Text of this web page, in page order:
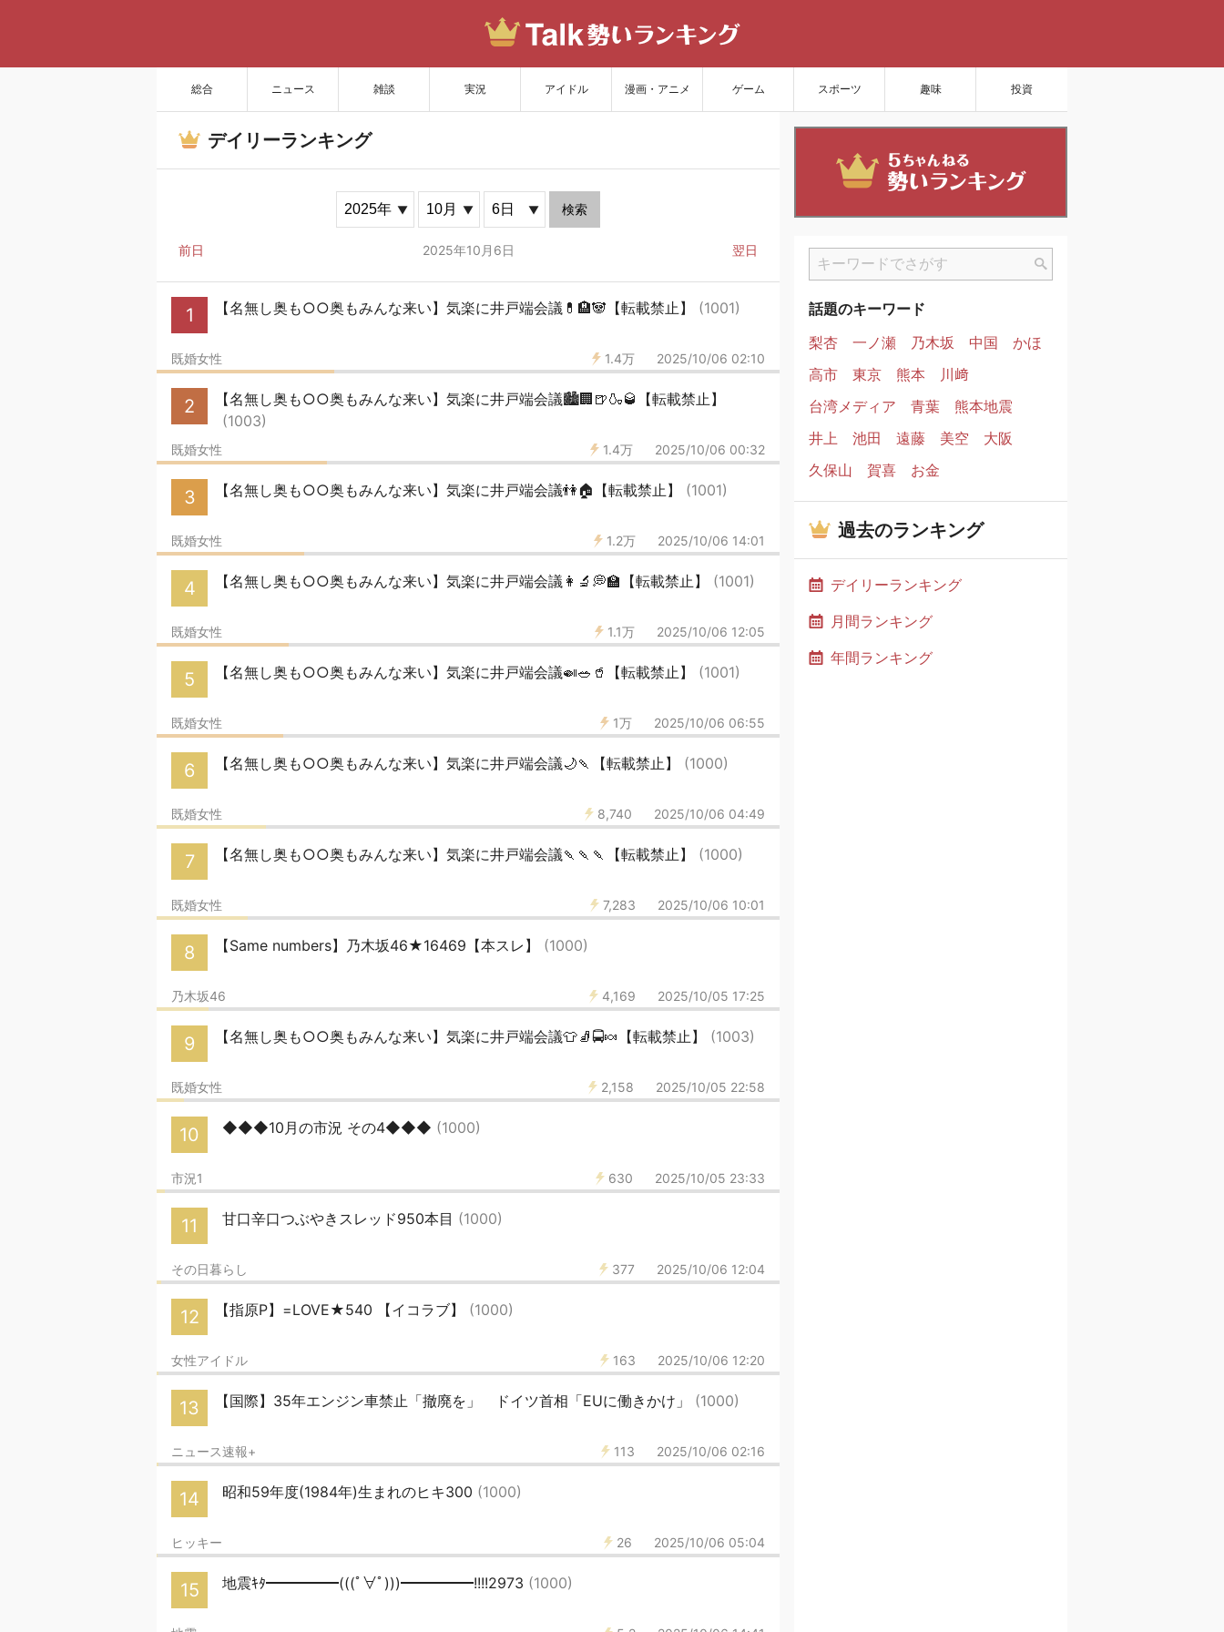
総合 ニュース 雑談 実況 アイドル 漫画・アニメ ゲーム スポーツ 趣味 投資
サイトを更新
デイリーランキング
検索
前日 2025年10月6日 翌日
1 【名無し奥も○○奥もみんな来い】気楽に井戸端会議💊🏨🐼【転載禁止】 (1001)
1.4万 2025/10/06 02:10
既婚女性
2
【名無し奥も○○奥もみんな来い】気楽に井戸端会議🏙🏢🍺🍶🥃【転載禁止】
(1003)
1.4万 2025/10/06 00:32
既婚女性
3 【名無し奥も○○奥もみんな来い】気楽に井戸端会議👫🏠【転載禁止】 (1001)
1.2万 2025/10/06 14:01
既婚女性
4 【名無し奥も○○奥もみんな来い】気楽に井戸端会議👩‍🔬💭🏫【転載禁止】 (1001)
1.1万 2025/10/06 12:05
既婚女性
5 【名無し奥も○○奥もみんな来い】気楽に井戸端会議🍛🥗🥤【転載禁止】 (1001)
1万 2025/10/06 06:55
既婚女性
6 【名無し奥も○○奥もみんな来い】気楽に井戸端会議🌙🍡【転載禁止】 (1000)
8,740 2025/10/06 04:49
既婚女性
7 【名無し奥も○○奥もみんな来い】気楽に井戸端会議🍡🍡🍡【転載禁止】 (1000)
7,283 2025/10/06 10:01
既婚女性
8 【Same numbers】乃木坂46★16469【本スレ】 (1000)
4,169 2025/10/05 17:25
乃木坂46
9 【名無し奥も○○奥もみんな来い】気楽に井戸端会議👕🧦🚍🍬【転載禁止】 (1003)
2,158 2025/10/05 22:58
既婚女性
10 ◆◆◆10月の市況 その4◆◆◆ (1000)
630 2025/10/05 23:33
市況1
11 甘口辛口つぶやきスレッド950本目 (1000)
377 2025/10/06 12:04
その日暮らし
12 【指原P】=LOVE★540 【イコラブ】 (1000)
163 2025/10/06 12:20
女性アイドル
13 【国際】35年エンジン車禁止「撤廃を」 ドイツ首相「EUに働きかけ」 (1000)
113 2025/10/06 02:16
ニュース速報+
14 昭和59年度(1984年)生まれのヒキ300 (1000)
26 2025/10/06 05:04
ヒッキー
15 地震ｷﾀ━━━━━(((ﾟ∀ﾟ)))━━━━━!!!!2973 (1000)
話題のキーワード
梨杏
一ノ瀬 乃木坂 中国
かほ
高市
東京 熊本
川﨑
台湾メディア
青葉
熊本地震
井上
池田 遠藤 美空
大阪
久保山
賀喜 お金
過去のランキング
デイリーランキング
月間ランキング
年間ランキング